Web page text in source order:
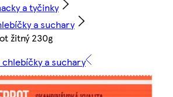
a tyčinky
a suchary
žitný 230g
a suchary